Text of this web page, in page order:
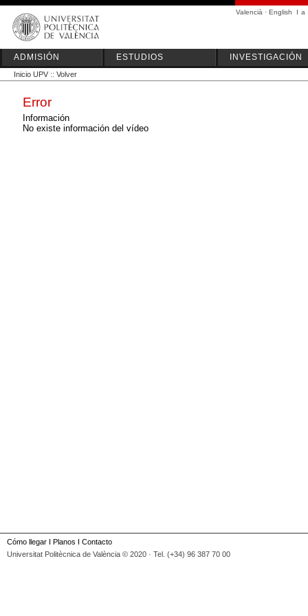
Valencià · English I a
ADMISIÓN ESTUDIOS INVESTIGACIÓN
Inicio UPV :: Volver
Error
Información
No existe información del vídeo
Cómo llegar I Planos I Contacto
Universitat Politècnica de València © 2020 · Tel. (+34) 96 387 70 00